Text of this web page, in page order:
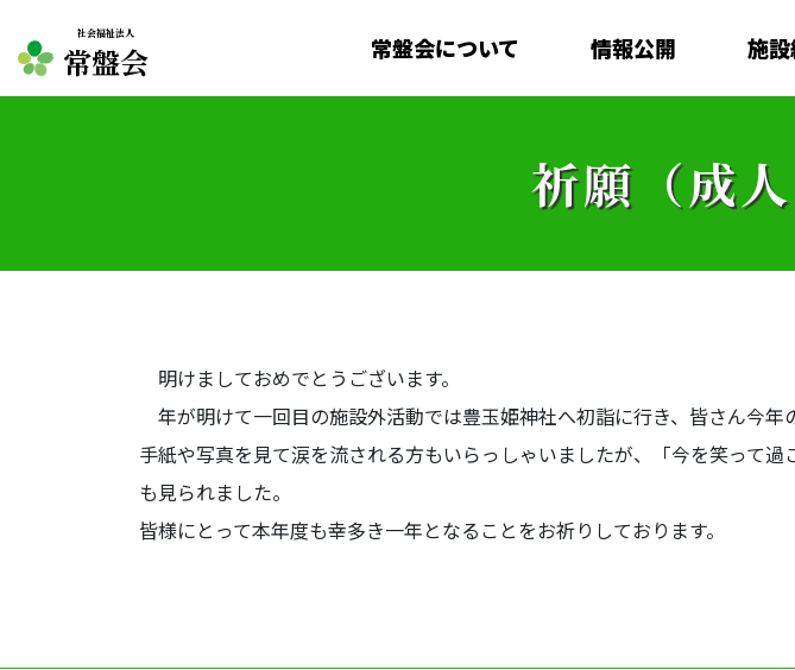
社会福祉法人
常盤会 常盤会について 情報公開 施
祈願（成
明けましておめでとうございます。
年が明けて一回目の施設外活動では豊玉姫神社へ初詣に行き、皆さん今
手紙や写真を見て涙を流される方もいらっしゃいましたが、「今を笑って
も見られました。
皆様にとって本年度も幸多き一年となることをお祈りしております。